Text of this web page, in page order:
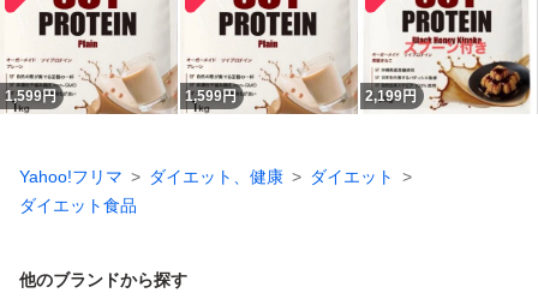
1,599円 1,599円 2,199円
Yahoo!フリマ ダイエット、健康
ダイエット
ダイエット食品
他のブランドから探す